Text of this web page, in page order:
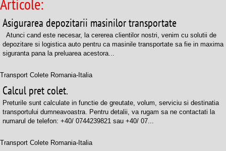
Asigurarea depozitarii masinilor transportate
Atunci cand este necesar, la cererea clientilor nostri, venim cu solutii de
depozitare si logistica auto pentru ca masinile transportate sa fie in maxima
siguranta pana la preluarea acestora...
Transport Colete Romania-Italia
Calcul pret colet.
Preturile sunt calculate in functie de greutate, volum, serviciu si destinatia
transportului dumneavoastra. Pentru detalii, va rugam sa ne contactati la
numarul de telefon: +40/ 0744239821 sau +40/ 07...
Transport Colete Romania-Italia